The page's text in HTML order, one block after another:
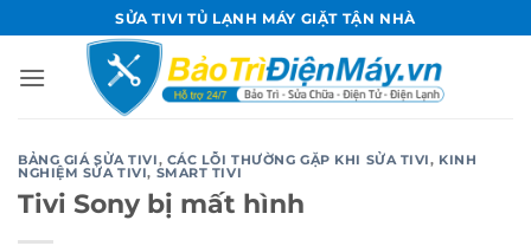
qua
nội
SỬA TIVI TỦ LẠNH MÁY GIẶT TẬN NHÀ
BẢNG GIÁ SỬA TIVI, CÁC LỖI THƯỜNG GẶP KHI SỬA TIVI, KINH
NGHIỆM SỬA TIVI, SMART TIVI
Tivi Sony bị mất hình